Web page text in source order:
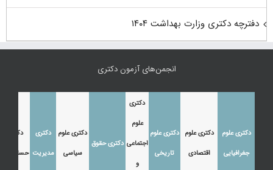
دفترچه دکتری وزارت بهداشت ۱۴۰۴
انجمن‌های آزمون دکتری
دکتری علوم
جغرافیایی
دکتری علوم
اقتصادی
دکتری علوم
تاریخی
دکتری
علوم
اجتماعی
و
دکتری حقوق
دکتری علوم
سیاسی
دکتری
مدیریت
دکتری
حسابداری